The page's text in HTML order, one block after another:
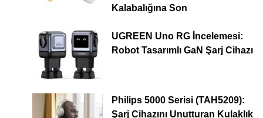
Kalabalığına Son
UGREEN Uno RG İncelemesi:
Robot Tasarımlı GaN Şarj Cihazı
Philips 5000 Serisi (TAH5209):
Şarj Cihazını Unutturan Kulaklık